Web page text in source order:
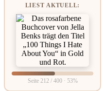
LIEST AKTUELL:
Seite 212 / 400 · 53%